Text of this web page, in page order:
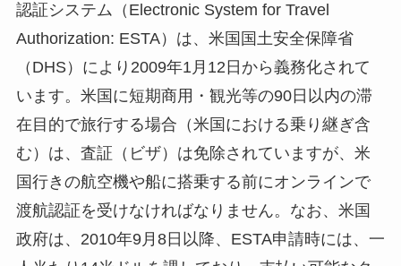
認証システム（Electronic System for Travel
Authorization: ESTA）は、米国国土安全保障省
（DHS）により2009年1月12日から義務化されて
います。米国に短期商用・観光等の90日以内の滞
在目的で旅行する場合（米国における乗り継ぎ含
む）は、査証（ビザ）は免除されていますが、米
国行きの航空機や船に搭乗する前にオンラインで
渡航認証を受けなければなりません。なお、米国
政府は、2010年9月8日以降、ESTA申請時には、一